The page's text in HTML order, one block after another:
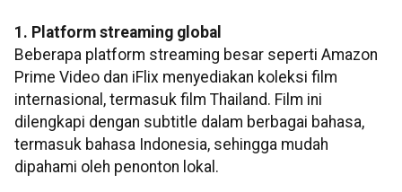
1. Platform streaming global
Beberapa platform streaming besar seperti Amazon
Prime Video dan iFlix menyediakan koleksi film
internasional, termasuk film Thailand. Film ini
dilengkapi dengan subtitle dalam berbagai bahasa,
termasuk bahasa Indonesia, sehingga mudah
dipahami oleh penonton lokal.